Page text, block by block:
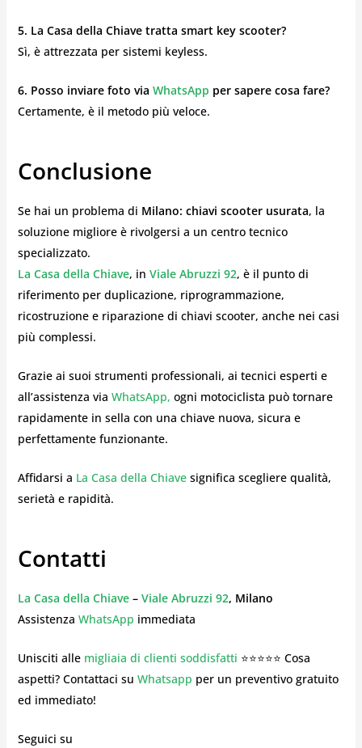
5. La Casa della Chiave tratta smart key scooter?
Sì, è attrezzata per sistemi keyless.
6. Posso inviare foto via WhatsApp per sapere cosa fare?
Certamente, è il metodo più veloce.
Conclusione
Se hai un problema di Milano: chiavi scooter usurata, la
soluzione migliore è rivolgersi a un centro tecnico
specializzato.
La Casa della Chiave, in Viale Abruzzi 92, è il punto di
riferimento per duplicazione, riprogrammazione,
ricostruzione e riparazione di chiavi scooter, anche nei casi
più complessi.
Grazie ai suoi strumenti professionali, ai tecnici esperti e
all’assistenza via WhatsApp, ogni motociclista può tornare
rapidamente in sella con una chiave nuova, sicura e
perfettamente funzionante.
Affidarsi a La Casa della Chiave significa scegliere qualità,
serietà e rapidità.
Contatti
La Casa della Chiave– Viale Abruzzi 92, Milano
Assistenza WhatsApp immediata
Unisciti alle migliaia di clienti soddisfatti ⭐⭐⭐⭐⭐ Cosa
aspetti? Contattaci su Whatsapp per un preventivo gratuito
ed immediato!
Seguici su